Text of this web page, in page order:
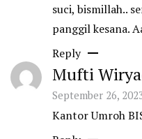
suci, bismillah..
panggil kesana.
Reply
Mufti
September 26,
Kantor Umroh